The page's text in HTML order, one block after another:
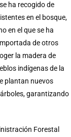
ha recogido de
en el bosque,
en el que se ha
de otros
la madera de
indígenas de la
plantan nuevos
garantizando
Forestal